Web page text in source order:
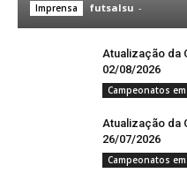
Imprensa futsalsu -
Atualização da
02/08/2026
Campeonatos
Atualização da
26/07/2026
Campeonatos